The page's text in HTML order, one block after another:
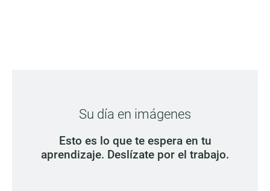
Su día en imágenes
Esto es lo que te espera en tu
aprendizaje. Deslízate por el trabajo.